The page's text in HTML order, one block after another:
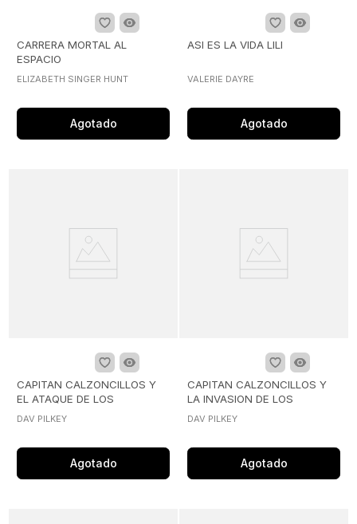
CARRERA MORTAL AL
ESPACIO
ELIZABETH SINGER HUNT
Agotado
ASI ES LA VIDA LILI
VALERIE DAYRE
Agotado
CAPITAN CALZONCILLOS Y
EL ATAQUE DE LOS
RETRETES PARLANTES,
DAV PILKEY
Agotado
CAPITAN CALZONCILLOS Y
LA INVASION DE LOS
PERFIDOS TIPARRACOS DEL
DAV PILKEY
Agotado